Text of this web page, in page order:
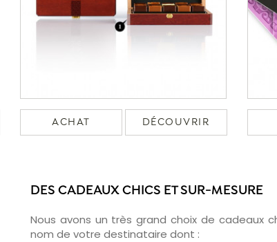
ACHAT DÉCOUVRIR
DES CADEAUX CHICS ET SUR-MESURE
Nous avons un très grand choix de cadeaux
nom de votre destinataire dont :